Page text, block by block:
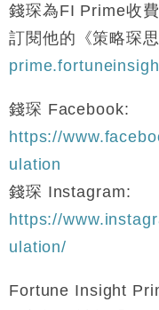
錢琛為FI Prime收
訂閱他的《策略琛
錢琛 Facebook:
https://
ulation
錢琛 Instagram:
https://
ulation/
Fortune Insight